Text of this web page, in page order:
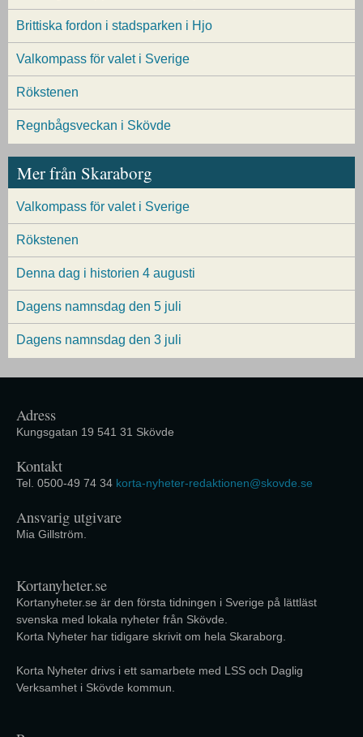
Brittiska fordon i stadsparken i Hjo
Valkompass för valet i Sverige
Rökstenen
Regnbågsveckan i Skövde
Mer från Skaraborg
Valkompass för valet i Sverige
Rökstenen
Denna dag i historien 4 augusti
Dagens namnsdag den 5 juli
Dagens namnsdag den 3 juli
Adress
Kungsgatan 19 541 31 Skövde
Kontakt
Tel. 0500-49 74 34 korta-nyheter-redaktionen@skovde.se
Ansvarig utgivare
Mia Gillström.
Kortanyheter.se
Kortanyheter.se är den första tidningen i Sverige på lättläst
svenska med lokala nyheter från Skövde.
Korta Nyheter har tidigare skrivit om hela Skaraborg.
Korta Nyheter drivs i ett samarbete med LSS och Daglig
Verksamhet i Skövde kommun.